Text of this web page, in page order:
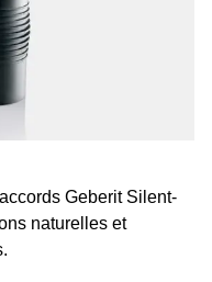
Geberit Silent-
naturelles et